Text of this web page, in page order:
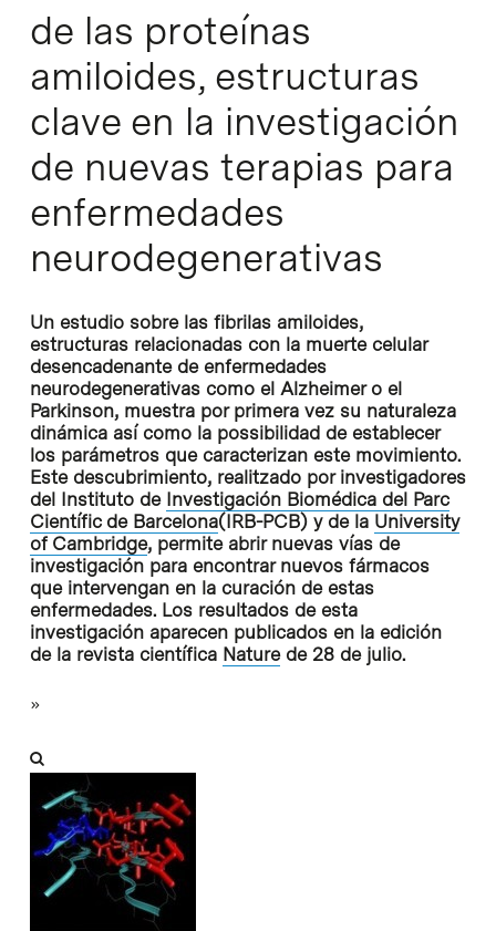
de las proteínas
amiloides, estructuras
clave en la investigación
de nuevas terapias para
enfermedades
neurodegenerativas
Un estudio sobre las fibrilas amiloides,
estructuras relacionadas con la muerte celular
desencadenante de enfermedades
neurodegenerativas como el Alzheimer o el
Parkinson, muestra por primera vez su naturaleza
dinámica así como la possibilidad de establecer
los parámetros que caracterizan este movimiento.
Este descubrimiento, realitzado por investigadores
del Instituto de Investigación Biomédica del Parc
Científic de Barcelona(IRB-PCB) y de la University
of Cambridge, permite abrir nuevas vías de
investigación para encontrar nuevos fármacos
que intervengan en la curación de estas
enfermedades. Los resultados de esta
investigación aparecen publicados en la edición
de la revista científica Naturede 28 de julio.
»